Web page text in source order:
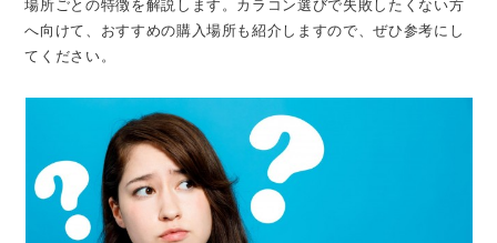
場所ごとの特徴を解説します。カラコン選びで失敗したくない方
へ向けて、おすすめの購入場所も紹介しますので、ぜひ参考にし
てください。